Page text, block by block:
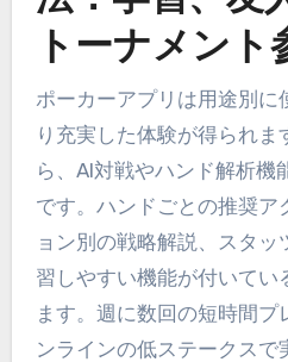
トーナメント
ポーカーアプリは用途別に
り充実した体験が得られま
ら、AI対戦やハンド解析機
です。ハンドごとの推奨ア
ョン別の戦略解説、スタッ
習しやすい機能が付いてい
ます。週に数回の短時間プ
ンラインの低ステークスで